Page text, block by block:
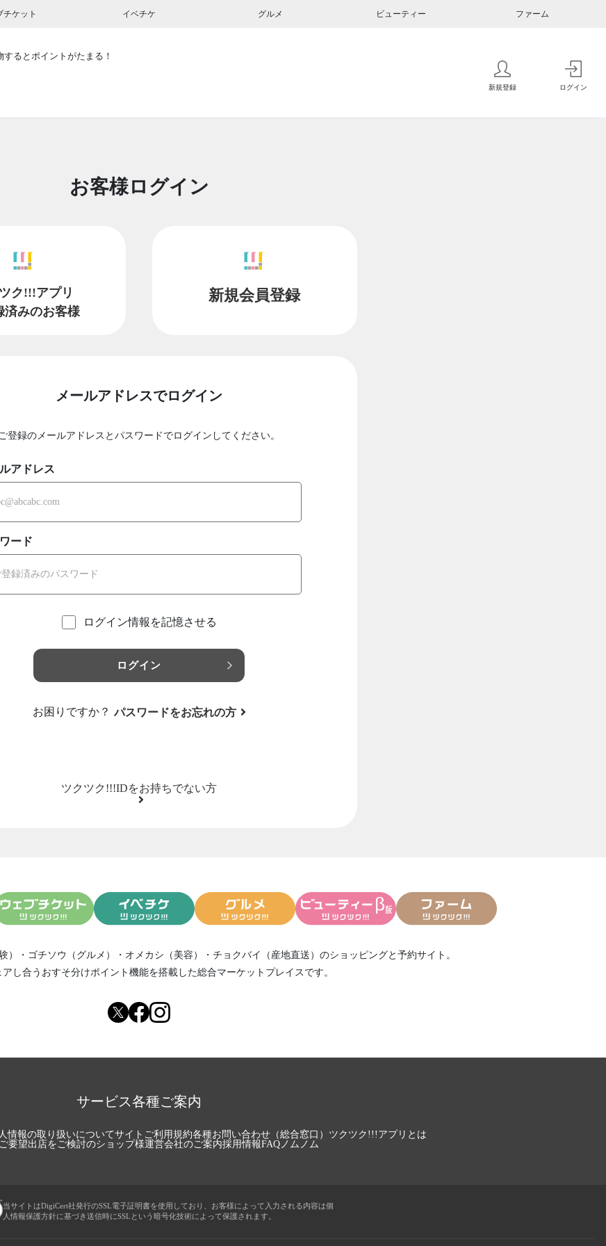
チケット イベチケ グルメ ビューティー ファーム
するとポイントがたまる！
新規登録 ログイン
お客様ログイン
ク!!!アプリ
済みのお客様
新規会員登録
メールアドレスでログイン
ご登録のメールアドレスとパスワードでログインしてください。
アドレス
ード
ログイン情報を記憶させる
ログイン
お困りですか？ パスワードをお忘れの方
ツクツク!!!IDをお持ちでない方
） ・ ゴチソウ（グルメ） ・ オメカシ（美容） ・ チョクバイ（産地直送） のショッピングと予約サイト。
し合う おすそ分けポイント機能を搭載した総合マーケットプレイスです。
サービス各種ご案内
情報の取り扱いについてサイトご利用規約各種お問い合わせ（総合窓口） ツクツク!!!アプリとは
要望出店をご検討のショップ様運営会社のご案内採用情報FAQノムノム
当サイトはDigiCert社発行のSSL電子証明書を使用しており、お客様によって入力される内容は個
人情報保護方針に基づき送信時にSSLという暗号化技術によって保護されます。